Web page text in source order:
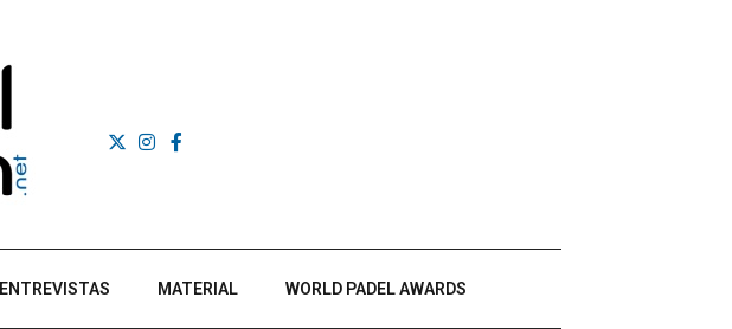
ENTREVISTAS MATERIAL WORLD PADEL AWARDS